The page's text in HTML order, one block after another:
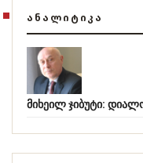
ᲐᲜᲐᲚᲘᲢᲘᲙᲐ
მიხეილ ჯიბუტი: